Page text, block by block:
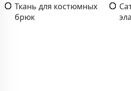
Ткань для костюмных
брюк